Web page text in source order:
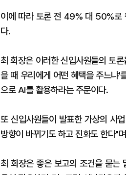
이에 따라 토론 전 49% 대 50%로
다.
최 회장은 이러한 신입사원들의 토
을 때 우리에게 어떤 혜택을 주느냐'
으로 AI를 활용하라는 주문이다.
또 신입사원들이 발표한 가상의 사
방향이 바뀌기도 하고 진화도 한다"
최 회장은 좋은 보고의 조건을 묻는